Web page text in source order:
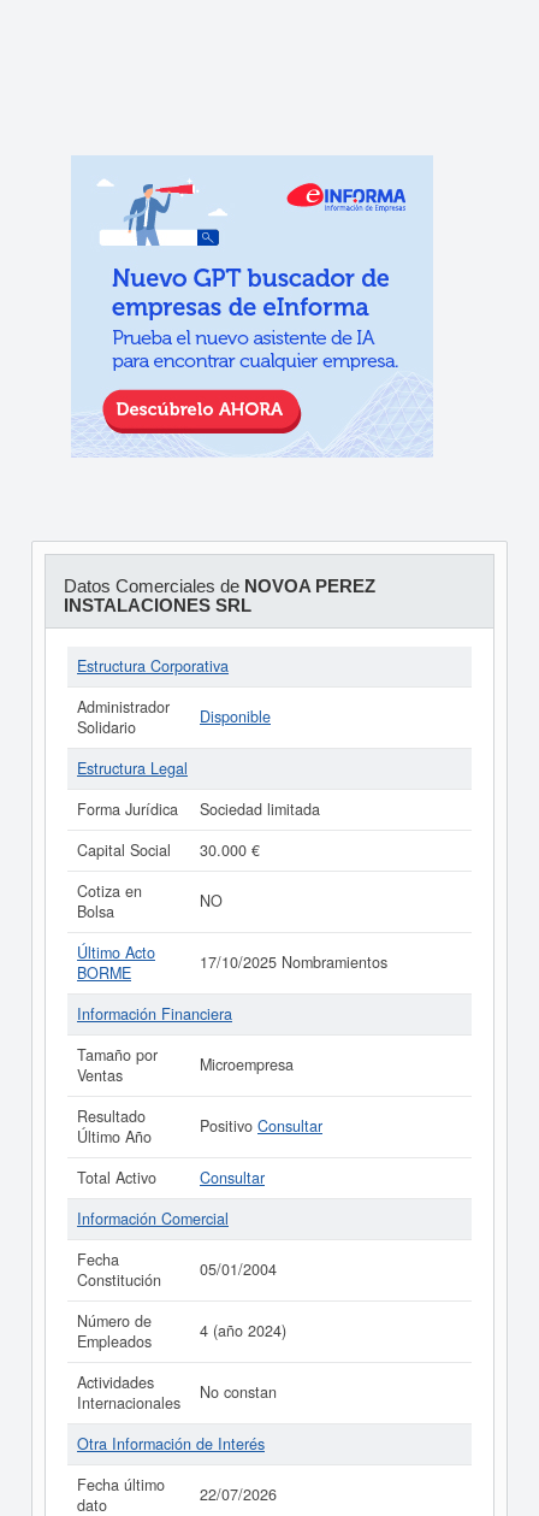
Datos Comerciales de NOVOA PEREZ
INSTALACIONES SRL
Estructura Corporativa
Administrador
Solidario
Disponible
Estructura Legal
Forma Jurídica
Sociedad limitada
Capital Social
30.000 €
Cotiza en
Bolsa
NO
Último Acto
BORME
17/10/2025 Nombramientos
Información Financiera
Tamaño por
Ventas
Microempresa
Resultado
Último Año
Positivo Consultar
Total Activo
Consultar
Información Comercial
Fecha
Constitución
05/01/2004
Número de
Empleados
4 (año 2024)
Actividades
Internacionales
No constan
Otra Información de Interés
Fecha último
dato
22/07/2026